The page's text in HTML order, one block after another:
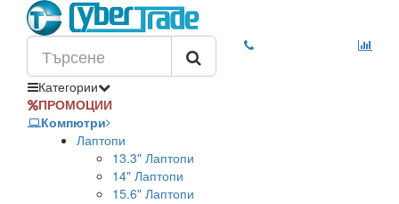
Категории
ПРОМОЦИИ
Компютри
Лаптопи
13.3" Лаптопи
14" Лаптопи
15.6" Лаптопи